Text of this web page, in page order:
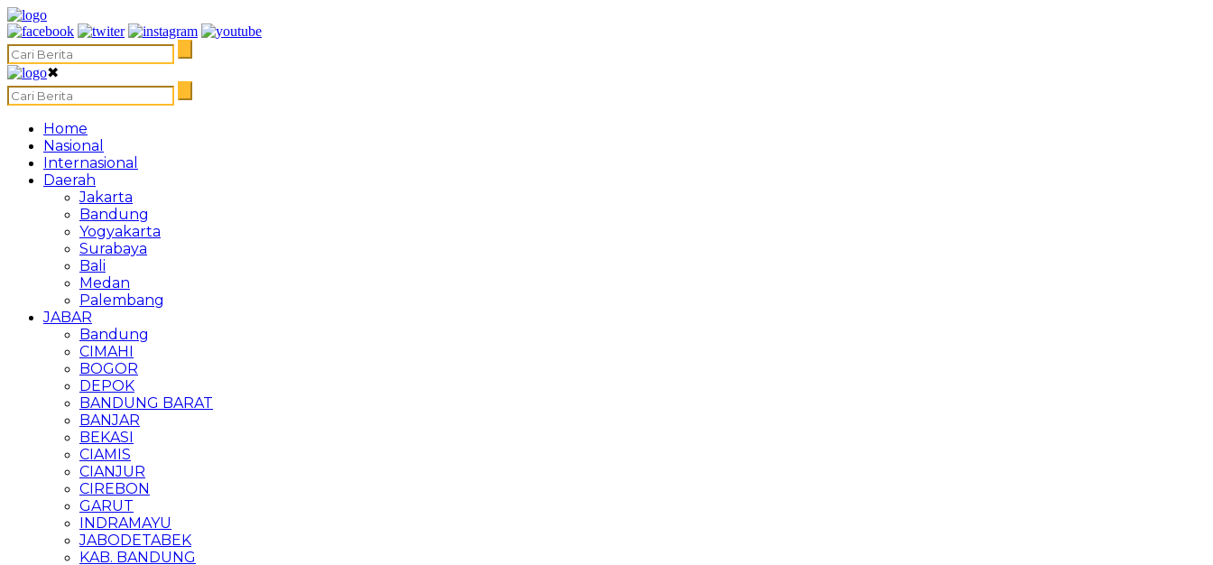
✖
Home
Nasional
Internasional
Daerah
Jakarta
Bandung
Yogyakarta
Surabaya
Bali
Medan
Palembang
JABAR
Bandung
CIMAHI
BOGOR
DEPOK
BANDUNG BARAT
BANJAR
BEKASI
CIAMIS
CIANJUR
CIREBON
GARUT
INDRAMAYU
JABODETABEK
KAB. BANDUNG